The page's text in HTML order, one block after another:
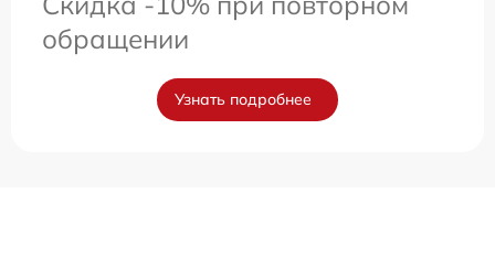
обращении
Узнать подробнее